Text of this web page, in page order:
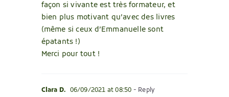
façon si vivante est très formateur, et
bien plus motivant qu’avec des livres
(même si ceux d’Emmanuelle sont
épatants !)
Merci pour tout !
Clara D. 06/09/2021 at 08:50 - Reply